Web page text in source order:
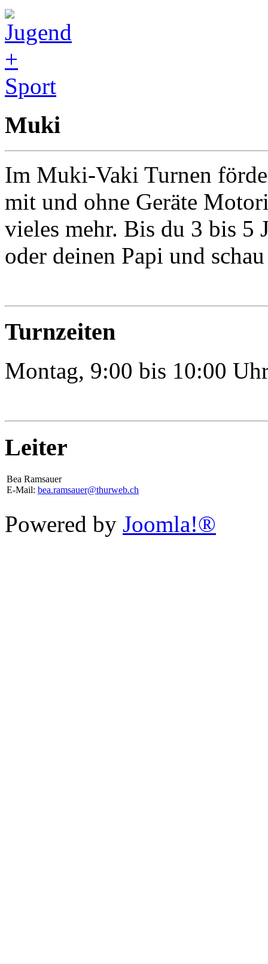
Muki
Im Muki-Vaki Turnen
mit und ohne Geräte
vieles mehr. Bis du 3 bis 5
oder deinen Papi und
Turnzeiten
Montag, 9:00 bis 10:00
Leiter
Bea Ramsauer
E-Mail: bea.ramsauer@thurweb.ch
Powered by Joomla!®